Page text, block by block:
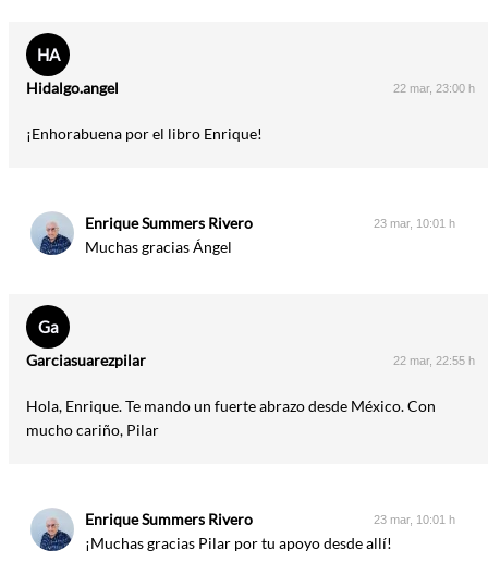
HA
Hidalgo.angel 22 mar, 23:00 h
¡Enhorabuena por el libro Enrique!
Enrique Summers Rivero 23 mar, 10:01 h
Muchas gracias Ángel
Ga
Garciasuarezpilar 22 mar, 22:55 h
Hola, Enrique. Te mando un fuerte abrazo desde México. Con
mucho cariño, Pilar
Enrique Summers Rivero 23 mar, 10:01 h
¡Muchas gracias Pilar por tu apoyo desde allí!